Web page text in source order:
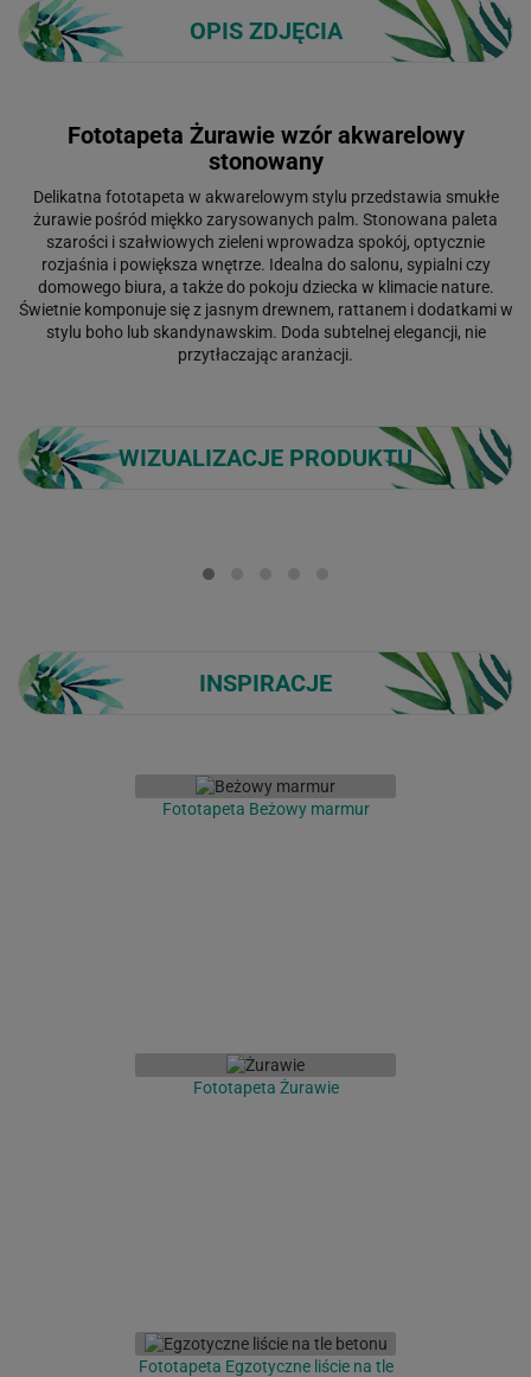
OPIS ZDJĘCIA
Fototapeta Żurawie wzór akwarelowy
stonowany
Delikatna fototapeta w akwarelowym stylu przedstawia smukłe
żurawie pośród miękko zarysowanych palm. Stonowana paleta
szarości i szałwiowych zieleni wprowadza spokój, optycznie
rozjaśnia i powiększa wnętrze. Idealna do salonu, sypialni czy
domowego biura, a także do pokoju dziecka w klimacie nature.
Świetnie komponuje się z jasnym drewnem, rattanem i dodatkami w
stylu boho lub skandynawskim. Doda subtelnej elegancji, nie
przytłaczając aranżacji.
WIZUALIZACJE PRODUKTU
INSPIRACJE
Fototapeta Beżowy marmur
Fototapeta Żurawie
Fototapeta Egzotyczne liście na tle